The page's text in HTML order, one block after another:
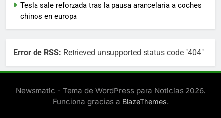
Tesla sale reforzada tras la pausa arancelaria a coches
chinos en europa
Error de RSS: Retrieved unsupported status code "404"
Newsmatic - Tema de WordPress para Noticias 2026.
Funciona gracias a BlazeThemes.